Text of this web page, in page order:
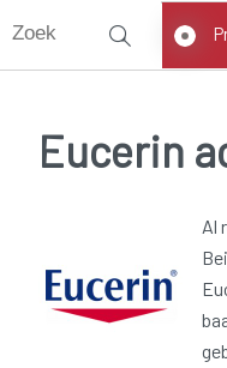
Eucerin
Al